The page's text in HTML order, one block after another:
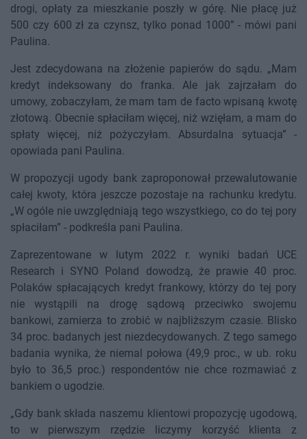
drogi, opłaty za mieszkanie poszły w górę. Nie płacę już
500 czy 600 zł za czynsz, tylko ponad 1000” - mówi pani
Paulina.
Jest zdecydowana na złożenie papierów do sądu. „Mam
kredyt indeksowany do franka. Ale jak zajrzałam do
umowy, zobaczyłam, że mam tam de facto wpisaną kwotę
złotową. Obecnie spłaciłam więcej, niż wzięłam, a mam do
spłaty więcej, niż pożyczyłam. Absurdalna sytuacja” -
opowiada pani Paulina.
W propozycji ugody bank zaproponował przewalutowanie
całej kwoty, która jeszcze pozostaje na rachunku kredytu.
„W ogóle nie uwzględniają tego wszystkiego, co do tej pory
spłaciłam” - podkreśla pani Paulina.
Zaprezentowane w lutym 2022 r. wyniki badań UCE
Research i SYNO Poland dowodzą, że prawie 40 proc.
Polaków spłacających kredyt frankowy, którzy do tej pory
nie wystąpili na drogę sądową przeciwko swojemu
bankowi, zamierza to zrobić w najbliższym czasie. Blisko
34 proc. badanych jest niezdecydowanych. Z tego samego
badania wynika, że niemal połowa (49,9 proc., w ub. roku
było to 36,5 proc.) respondentów nie chce rozmawiać z
bankiem o ugodzie.
„Gdy bank składa naszemu klientowi propozycję ugodową,
to w pierwszym rzędzie liczymy korzyść klienta z